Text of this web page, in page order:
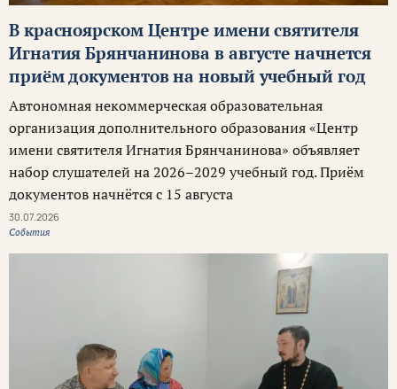
В красноярском Центре имени святителя
Игнатия Брянчанинова в августе начнется
приём документов на новый учебный год
Автономная некоммерческая образовательная
организация дополнительного образования «Центр
имени святителя Игнатия Брянчанинова» объявляет
набор слушателей на 2026–2029 учебный год. Приём
документов начнётся с 15 августа
30.07.2026
События